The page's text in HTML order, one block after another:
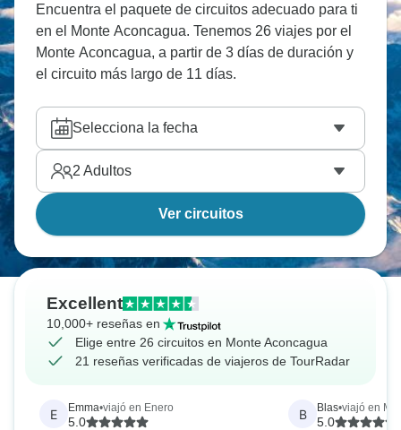
Encuentra el paquete de circuitos adecuado para ti
en el Monte Aconcagua. Tenemos 26 viajes por el
Monte Aconcagua, a partir de 3 días de duración y
el circuito más largo de 11 días.
Selecciona la fecha
2 Adultos
Ver circuitos
Excellent
10,000+ reseñas en
Elige entre 26 circuitos en Monte Aconcagua
21 reseñas verificadas de viajeros de TourRadar
E Emma•viajó en Enero
5.0
B Blas•viajó en
5.0